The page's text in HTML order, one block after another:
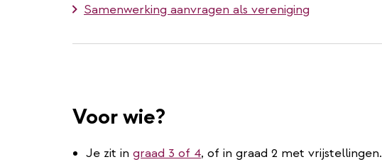
Samenwerking aanvragen als vereniging
Voor wie?
Je zit in graad 3 of 4, of in graad 2 met vrijstellingen.